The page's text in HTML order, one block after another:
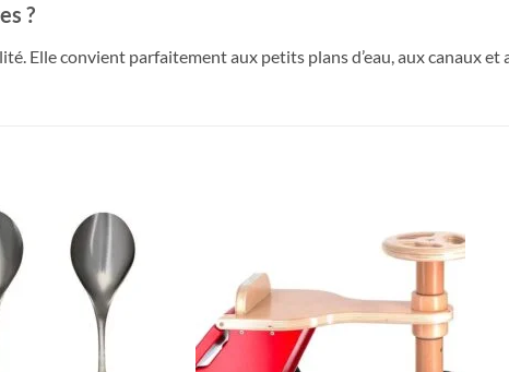
?
Elle convient parfaitement aux petits plans d’eau, aux canaux et
Ajouter
à la liste
souhaits
Ajouter
souhaits